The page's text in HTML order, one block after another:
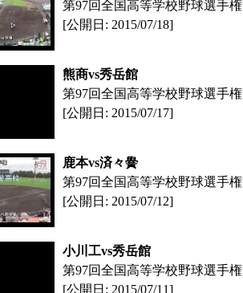
第97回全国高等学校野球選手
[公開日: 2015/07/18]
熊商vs秀岳館
第97回全国高等学校野球選手
[公開日: 2015/07/17]
鹿本vs済々黌
第97回全国高等学校野球選手
[公開日: 2015/07/12]
小川工vs秀岳館
第97回全国高等学校野球選手
[公開日: 2015/07/11]